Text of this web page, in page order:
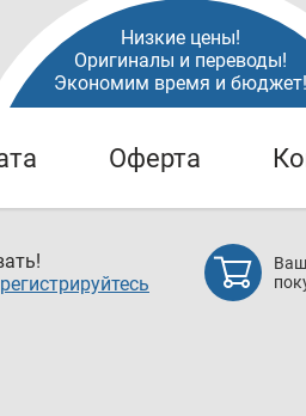
Низкие цены!
Оригиналы и переводы!
Экономим время и бюджет!
Оферта